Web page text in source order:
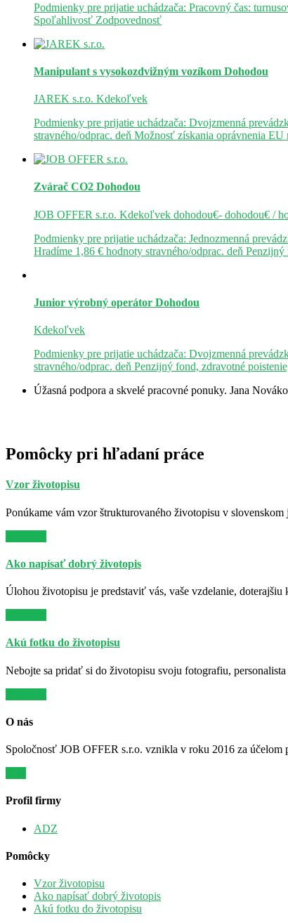
Podmienky pre prijatie uchádzača: Pracovný čas:
Spoľahlivosť Zodpovednosť
Manipulant s vysokozdvižným vozíkom Dohodou
JAREK s.r.o. Kdekoľvek
Podmienky pre prijatie uchádzača: Dvojzmenná
stravného/odprac. deň Možnosť získania oprávnenia
Zvárač CO2 Dohodou
JOB OFFER s.r.o. Kdekoľvek dohodou€- dohodou€ /
Podmienky pre prijatie uchádzača: Jednozmenná
Hradíme 1,86 € hodnoty stravného/odprac. deň
Junior výrobný operátor Dohodou
Kdekoľvek
Podmienky pre prijatie uchádzača: Dvojzmenná
stravného/odprac. deň Penzijný fond, zdravotné
Úžasná podpora a skvelé pracovné ponuky. Jana
Pomôcky pri hľadaní práce
Vzor životopisu
Ponúkame vám vzor štrukturovaného životopisu v slovenskom
Ako napísať dobrý životopis
Úlohou životopisu je predstaviť vás, vaše vzdelanie, doterajšiu
Akú fotku do životopisu
Nebojte sa pridať si do životopisu svoju fotografiu, personalista
O nás
Spoločnosť JOB OFFER s.r.o. vznikla v roku 2016 za účelom
Profil firmy
ADZ
Pomôcky
Vzor životopisu
Ako napísať dobrý životopis
Akú fotku do životopisu